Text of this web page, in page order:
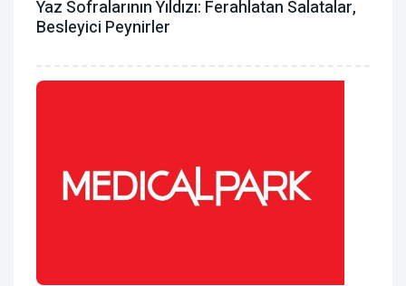
Yaz Sofralarının Yıldızı: Ferahlatan Salatalar,
Besleyici Peynirler